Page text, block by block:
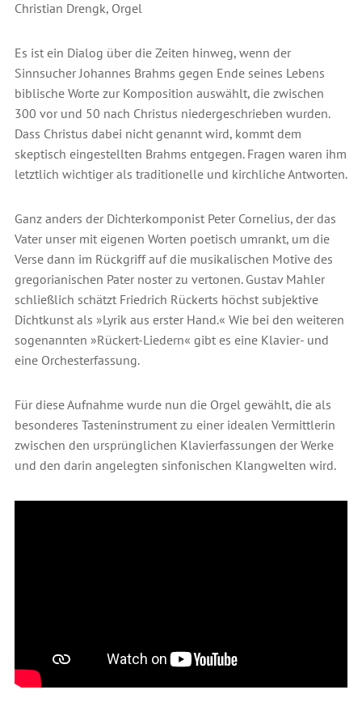
Christian Drengk, Orgel
Es ist ein Dialog über die Zeiten hinweg, wenn der
Sinnsucher Johannes Brahms gegen Ende seines Lebens
biblische Worte zur Komposition auswählt, die zwischen
300 vor und 50 nach Christus niedergeschrieben wurden.
Dass Christus dabei nicht genannt wird, kommt dem
skeptisch eingestellten Brahms entgegen. Fragen waren ihm
letztlich wichtiger als traditionelle und kirchliche Antworten.
Ganz anders der Dichterkomponist Peter Cornelius, der das
Vater unser mit eigenen Worten poetisch umrankt, um die
Verse dann im Rückgriff auf die musikalischen Motive des
gregorianischen Pater noster zu vertonen. Gustav Mahler
schließlich schätzt Friedrich Rückerts höchst subjektive
Dichtkunst als »Lyrik aus erster Hand.« Wie bei den weiteren
sogenannten »Rückert-Liedern« gibt es eine Klavier- und
eine Orchesterfassung.
Für diese Aufnahme wurde nun die Orgel gewählt, die als
besonderes Tasteninstrument zu einer idealen Vermittlerin
zwischen den ursprünglichen Klavierfassungen der Werke
und den darin angelegten sinfonischen Klangwelten wird.